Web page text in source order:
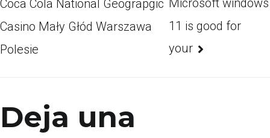
Coca Cola National Geograpgic
Casino Mały Głód Warszawa
Polesie
Microsoft windows
11 is good for
your
Deja una